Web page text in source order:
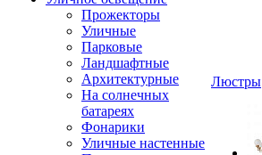
Прожекторы
Уличные
Парковые
Ландшафтные
Архитектурные
На солнечных
батареях
Фонарики
Уличные настенные
Люстры